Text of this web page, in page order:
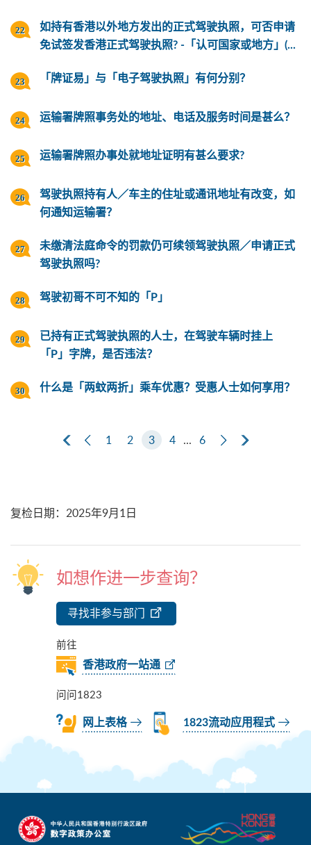
如持有香港以外地方发出的正式驾驶执照，可否申请
免试签发香港正式驾驶执照? -「认可国家或地方」(...
「牌证易」与「电子驾驶执照」有何分别？
运输署牌照事务处的地址、电话及服务时间是甚么？
运输署牌照办事处就地址证明有甚么要求?
驾驶执照持有人／车主的住址或通讯地址有改变，如
何通知运输署？
未缴清法庭命令的罚款仍可续领驾驶执照／申请正式
驾驶执照吗?
驾驶初哥不可不知的「P」
已持有正式驾驶执照的人士，在驾驶车辆时挂上
「P」字牌，是否违法？
什么是「两蚊两折」乘车优惠？受惠人士如何享用？
第一页上一页
1 2 3 4 ... 6 下一页最后一页
复检日期： 2025年9月1日
如想作进一步查询？
寻找非参与部门
前往
香港政府一站通
问问1823
网上表格 1823流动应用程式